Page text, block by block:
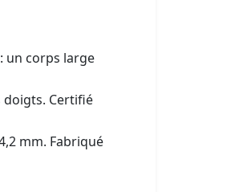
un corps large
Certifié
mm. Fabriqué